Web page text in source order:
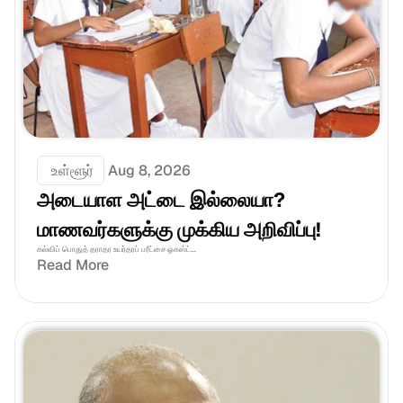
உள்ளூர் Aug 8, 2026
அடையாள அட்டை இல்லையா?
மாணவர்களுக்கு முக்கிய அறிவிப்பு!
கல்விப் பொதுத் தராதர உயர்தரப் பரீட்சை ஓகஸ்ட்...
Read More